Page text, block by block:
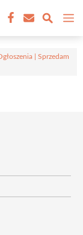
| Sprzedam